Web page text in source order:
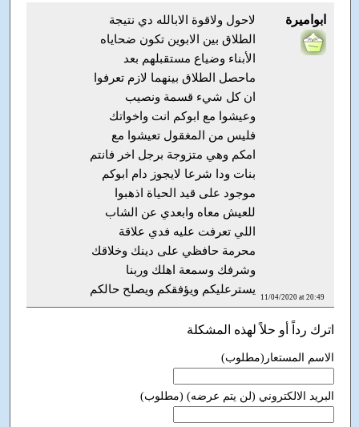
ابواميرة
11/04/2020 at 20:49
لاحول ولاقوة الابالله دي نتيجة
الطلاق بين الابوين تكون ضحاياه
الأبناء وضياع مستقبلهم بعد
ماحصل الطلاق بينهما لازم تعرفوا
ان كل شيء قسمة ونصيب
وعيشوا مع ابوكم انت واخواتك
فليس من المغقول تعيشوا مع
امكم وهي متزوجة برجل اخر فانتم
بنات ودا شرعا لايجوز دام ابوكم
موجود على قيد الحياة اذهبوا
للعيش معاه وابعدي عن الشاب
اللي تعرفت عليه فدي علاقة
محرمة حافظي على دينك وخلاقك
وشرفك وسمعة اهلك وربنا
يسترعليكم ويؤفقكم ويصلح حالكم
اترك رداً أو حلاً لهذه المشكلة
الاسم المستعار(مطلوب)
البريد الالكتروني (لن يتم عرضه) (مطلوب)